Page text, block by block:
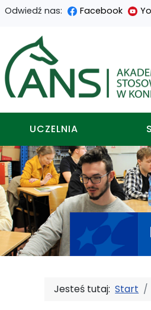
Przejdź
do
treści
głównej
Przejdź
do
menu
Przejdź
do
wyszukiwarki
Przejdź
do
mapy
strony
Odwiedź nas: Facebook
Akademia
UCZELNIA
Jesteś tutaj:Start